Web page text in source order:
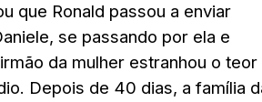
que Ronald passou a enviar
se passando por ela e
da mulher estranhou o teor
Depois de 40 dias, a família